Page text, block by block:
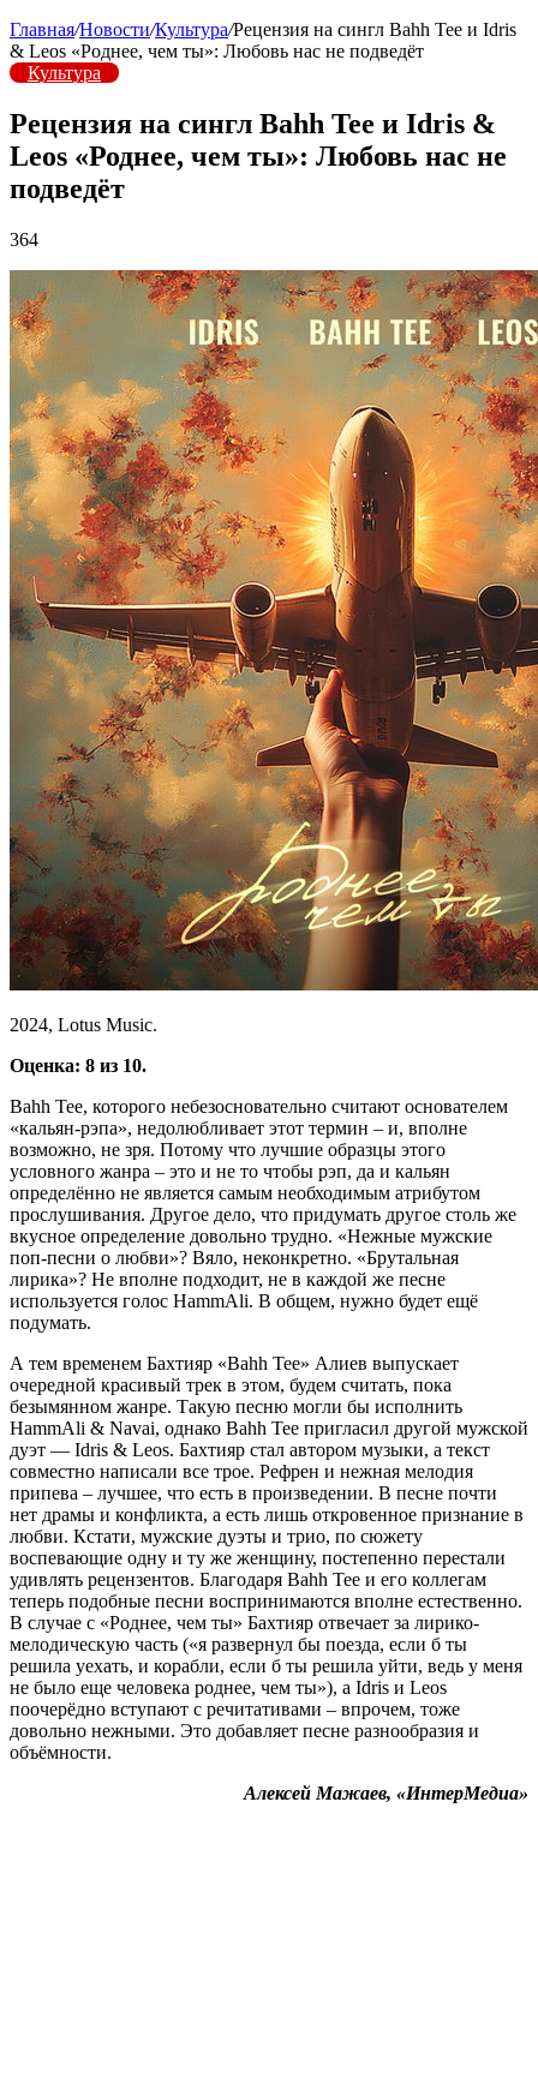
Главная/Новости/Культура/Рецензия на сингл Bahh Tee и Idris
& Leos «Роднее, чем ты»: Любовь нас не подведёт
Культура
Рецензия на сингл Bahh Tee и Idris &
Leos «Роднее, чем ты»: Любовь нас не
подведёт
364
2024, Lotus Music.
Оценка: 8 из 10.
Bahh Tee, которого небезосновательно считают основателем
«кальян-рэпа», недолюбливает этот термин – и, вполне
возможно, не зря. Потому что лучшие образцы этого
условного жанра – это и не то чтобы рэп, да и кальян
определённо не является самым необходимым атрибутом
прослушивания. Другое дело, что придумать другое столь же
вкусное определение довольно трудно. «Нежные мужские
поп-песни о любви»? Вяло, неконкретно. «Брутальная
лирика»? Не вполне подходит, не в каждой же песне
используется голос HammAli. В общем, нужно будет ещё
подумать.
А тем временем Бахтияр «Bahh Tee» Алиев выпускает
очередной красивый трек в этом, будем считать, пока
безымянном жанре. Такую песню могли бы исполнить
HammAli & Navai, однако Bahh Tee пригласил другой мужской
дуэт — Idris & Leos. Бахтияр стал автором музыки, а текст
совместно написали все трое. Рефрен и нежная мелодия
припева – лучшее, что есть в произведении. В песне почти
нет драмы и конфликта, а есть лишь откровенное признание в
любви. Кстати, мужские дуэты и трио, по сюжету
воспевающие одну и ту же женщину, постепенно перестали
удивлять рецензентов. Благодаря Bahh Tee и его коллегам
теперь подобные песни воспринимаются вполне естественно.
В случае с «Роднее, чем ты» Бахтияр отвечает за лирико-
мелодическую часть («я развернул бы поезда, если б ты
решила уехать, и корабли, если б ты решила уйти, ведь у меня
не было еще человека роднее, чем ты»), а Idris и Leos
поочерёдно вступают с речитативами – впрочем, тоже
довольно нежными. Это добавляет песне разнообразия и
объёмности.
Алексей Мажаев, «ИнтерМедиа»